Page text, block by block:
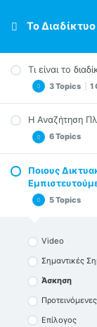
Το
Τι είναι το
3 Topics 1
Video
Επίλογος
Quiz – Τι είναι
Η Αναζήτηση
6 Topics
Εισαγωγική
Video
Εισαγωγική
Άσκηση –
Επίλογος
Ποιους
5 Topics
Video
Σημαντικές
Άσκηση
Επίλογος
Το Διαδίκτυο